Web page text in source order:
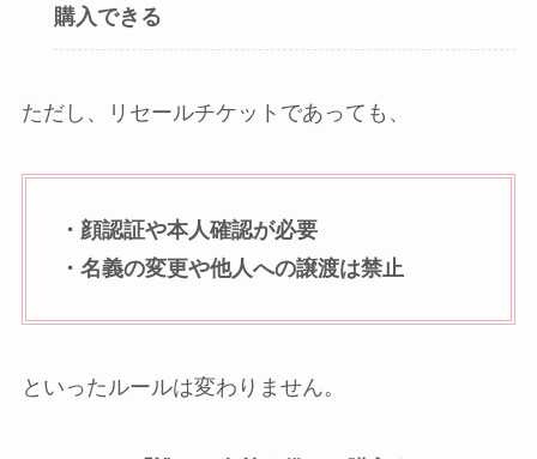
購入できる
ただし、リセールチケットであっても、
・顔認証や本人確認が必要
・名義の変更や他人への譲渡は禁止
といったルールは変わりません。